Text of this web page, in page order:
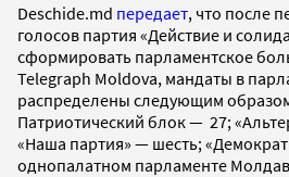
Deschide.md передает, что после
голосов партия «Действие и
сформировать парламентское
Telegraph Moldova, мандаты в
распределены следующим
Патриотический блок — 27;
«Наша партия» — шесть;
однопалатном парламенте